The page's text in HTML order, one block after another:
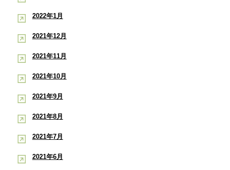
2022年1月
2021年12月
2021年11月
2021年10月
2021年9月
2021年8月
2021年7月
2021年6月